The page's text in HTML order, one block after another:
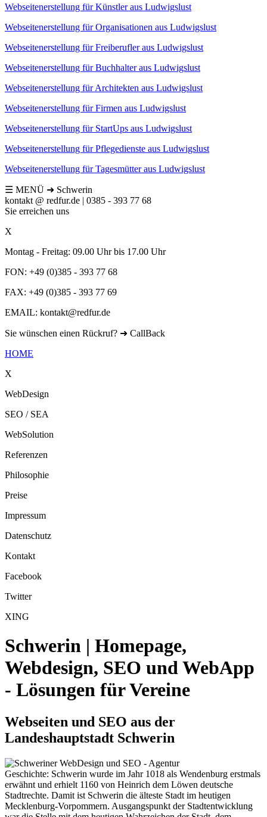
Webseitenerstellung für Künstler aus Ludwigslust
Webseitenerstellung für Organisationen aus Ludwigslust
Webseitenerstellung für Freiberufler aus Ludwigslust
Webseitenerstellung für Buchhalter aus Ludwigslust
Webseitenerstellung für Architekten aus Ludwigslust
Webseitenerstellung für Firmen aus Ludwigslust
Webseitenerstellung für StartUps aus Ludwigslust
Webseitenerstellung für Pflegedienste aus Ludwigslust
Webseitenerstellung für Tagesmütter aus Ludwigslust
☰ MENÜ ➜ Schwerin
kontakt @ redfur.de | 0385 - 393 77 68
Sie erreichen uns
X
Montag - Freitag: 09.00 Uhr bis 17.00 Uhr
FON: +49 (0)385 - 393 77 68
FAX: +49 (0)385 - 393 77 69
EMAIL: kontakt@redfur.de
Sie wünschen einen Rückruf? ➜ CallBack
HOME
X
WebDesign
SEO / SEA
WebSolution
Referenzen
Philosophie
Preise
Impressum
Datenschutz
Kontakt
Facebook
Twitter
XING
Schwerin | Homepage,
Webdesign, SEO und WebApp
- Lösungen für Vereine
Webseiten und SEO aus der
Landeshauptstadt Schwerin
Geschichte: Schwerin wurde im Jahr 1018 als Wendenburg erstmals
erwähnt und erhielt 1160 von Heinrich dem Löwen deutsche
Stadtrechte. Damit ist Schwerin die älteste Stadt im heutigen
Mecklenburg-Vorpommern. Ausgangspunkt der Stadtentwicklung